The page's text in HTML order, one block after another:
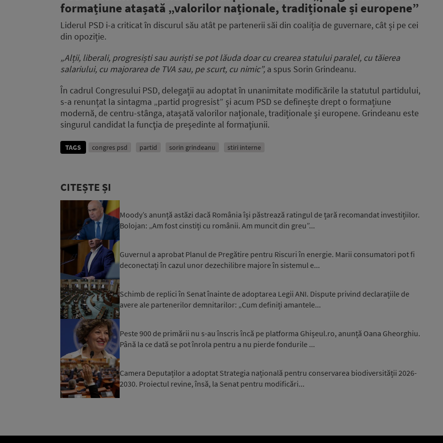
formațiune atașată „valorilor naționale, tradiționale și europene”
Liderul PSD i-a criticat în discurul său atât pe partenerii săi din coaliția de guvernare, cât și pe cei
din opoziție.
„Alții, liberali, progresiști sau auriști se pot lăuda doar cu crearea statului paralel, cu tăierea
salariului, cu majorarea de TVA sau, pe scurt, cu nimic”, a spus Sorin Grindeanu.
În cadrul Congresului PSD, delegații au adoptat în unanimitate modificările la statutul partidului,
s-a renunțat la sintagma „partid progresist” și acum PSD se definește drept o formațiune
modernă, de centru-stânga, atașată valorilor naționale, tradiționale și europene. Grindeanu este
singurul candidat la funcţia de preşedinte al formaţiunii.
TAGS congres psd partid sorin grindeanu stiri interne
CITEȘTE ȘI
Moody’s anunță astăzi dacă România își păstrează ratingul de țară recomandat investițiilor.
Bolojan: „Am fost cinstiți cu românii. Am muncit din greu”...
Guvernul a aprobat Planul de Pregătire pentru Riscuri în energie. Marii consumatori pot fi
deconectați în cazul unor dezechilibre majore în sistemul e...
Schimb de replici în Senat înainte de adoptarea Legii ANI. Dispute privind declarațiile de
avere ale partenerilor demnitarilor: „Cum definiți amantele...
Peste 900 de primării nu s-au înscris încă pe platforma Ghișeul.ro, anunță Oana Gheorghiu.
Până la ce dată se pot înrola pentru a nu pierde fondurile ...
Camera Deputaților a adoptat Strategia națională pentru conservarea biodiversității 2026-
2030. Proiectul revine, însă, la Senat pentru modificări...